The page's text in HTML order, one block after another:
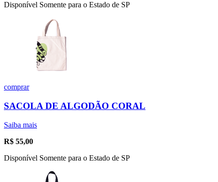
Disponível Somente para o Estado de SP
comprar
SACOLA DE ALGODÃO CORAL
Saiba mais
R$ 55,00
Disponível Somente para o Estado de SP